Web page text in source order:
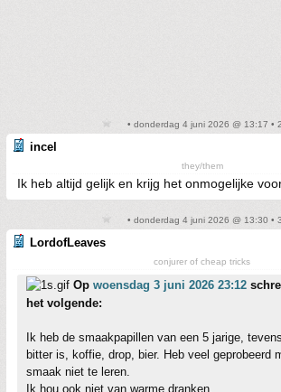
• donderdag 4 juni 2026 @ 13:17 •
incel
they/them
Ik heb altijd gelijk en krijg het onmogelijke
• donderdag 4 juni 2026 @ 13:30 •
LordofLeaves
conjurer of cheap tricks
Op woensdag 3 juni 2026 23:12
het volgende:
Ik heb de smaakpapillen van een 5 jarige,
bitter is, koffie, drop, bier. Heb veel geprobeerd
smaak niet te leren.
Ik hou ook niet van warme dranken.